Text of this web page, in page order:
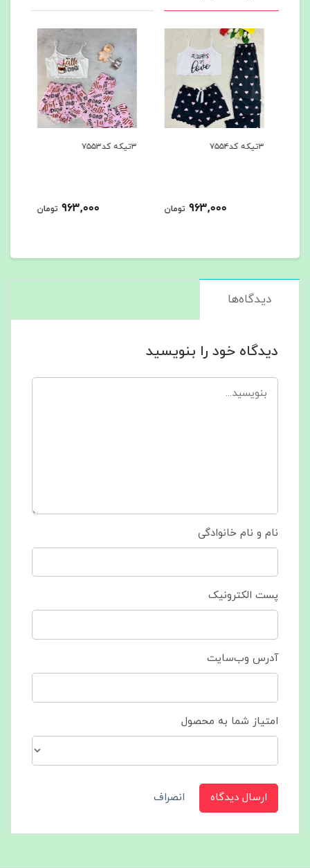
۳تیکه کد۷۵۵۴
963,000 تومان
۳تیکه کد۷۵۵۳
963,000 تومان
دیدگاه‌ها
دیدگاه خود را بنویسید
نام و نام خانوادگی
پست الکترونیک
آدرس وب‌سایت
امتیاز شما به محصول
ارسال دیدگاه انصراف